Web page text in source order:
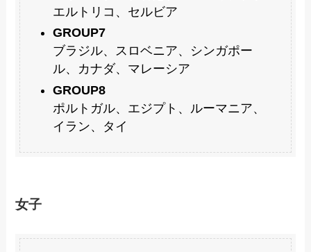
エルトリコ、セルビア
GROUP7
ブラジル、スロベニア、シンガポー
ル、カナダ、マレーシア
GROUP8
ポルトガル、エジプト、ルーマニア、
イラン、タイ
女子